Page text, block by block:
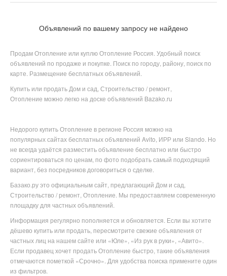
Объявлений по вашему запросу не найдено
Продам Отопление или куплю Отопление Россия. Удобный поиск
объявлений по продаже и покупке. Поиск по городу, району, поиск по
карте. Размещение бесплатных объявлений.
Купить или продать Дом и сад, Строительство / ремонт,
Отопление можно легко на доске объявлений Bazako.ru
Недорого купитьОтопление в регионе Россия можно на
популярныхсайтах бесплатных объявлений Avito, ИРР или Slando. Но
не всегда удаётся разместить объявление бесплатно или быстро
сориентироваться по ценам, по фото подобрать самый подходящий
вариант, без посредников договориться о сделке.
Базако.ру это официальным сайт, предлагающий Дом и сад,
Строительство / ремонт, Отопление. Мы предоставляем современную
площадку для частных объявлений.
Информация регулярно пополняется и обновляется. Если вы хотите
дёшево купить или продать, пересмотрите свежие объявления от
частных лиц на нашем сайте или «Юле», «Из рук в руки», «Авито».
Если продавец хочет продать Отопление быстро, такие объявления
отмечаются пометкой «Срочно». Для удобства поиска примените один
из фильтров.